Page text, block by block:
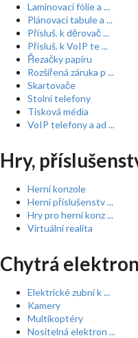
Laminovací fólie a ...
Plánovací tabule a ...
Přísluš. k děrovač ...
Přísluš. k VoIP te ...
Řezačky papíru
Rozšířená záruka p ...
Skartovače
Stolní telefony
Tisková média
VoIP telefony a ad ...
Hry,
Herní konzole
Herní příslušenstv ...
Hry pro herní konz ...
Virtuální realita
Chytrá
Elektrické zubní k ...
Kamery
Multikoptéry
Nositelná elektron ...